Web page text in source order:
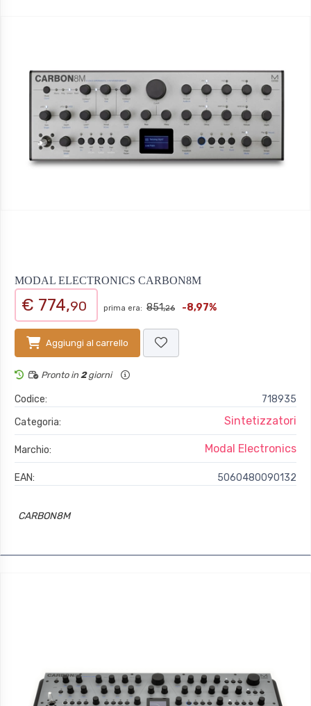
MODAL ELECTRONICS CARBON8M
€ 774,90 prima era: 851,26 -8,97%
Aggiungi al carrello
Pronto in 2giorni
Codice:
718935
Categoria:
Sintetizzatori
Marchio: Modal Electronics
EAN: 5060480090132
CARBON8M